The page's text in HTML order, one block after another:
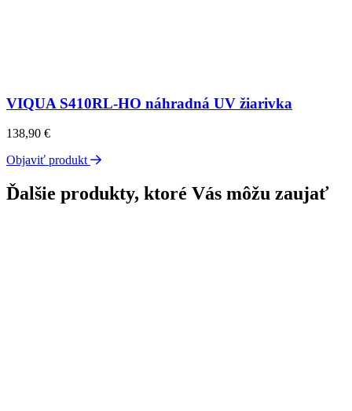
VIQUA S410RL-HO náhradná UV žiarivka
138,90 €
Objaviť produkt
Ďalšie produkty, ktoré Vás môžu zaujať